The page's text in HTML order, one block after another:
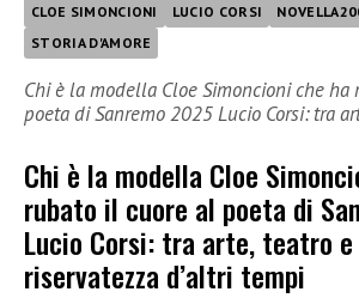
CLOE SIMONCIONI LUCIO CORSI
STORIA D'AMORE
Chi è la modella Cloe Simoncioni che
poeta di Sanremo 2025 Lucio Corsi: tra
Chi è la modella Cloe
rubato il cuore al poeta di
Lucio Corsi: tra arte, teatro e
riservatezza d’altri tempi